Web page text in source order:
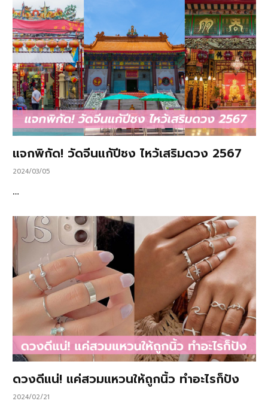
แจกพิกัด! วัดจีนแก้ปีชง ไหว้เสริมดวง 2567
2024/03/05
…
ดวงดีแน่! แค่สวมแหวนให้ถูกนิ้ว ทำอะไรก็ปัง
2024/02/21